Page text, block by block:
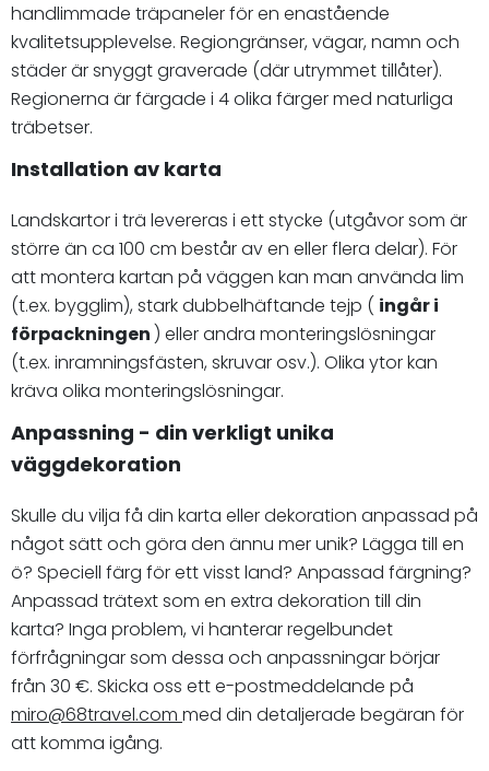
handlimmade träpaneler för en enastående
kvalitetsupplevelse. Regiongränser, vägar, namn och
städer är snyggt graverade (där utrymmet tillåter).
Regionerna är färgade i 4 olika färger med naturliga
träbetser.
Installation av karta
Landskartor i trä levereras i ett stycke (utgåvor som är
större än ca 100 cm består av en eller flera delar). För
att montera kartan på väggen kan man använda lim
(t.ex. bygglim), stark dubbelhäftande tejp ( ingår i
förpackningen ) eller andra monteringslösningar
(t.ex. inramningsfästen, skruvar osv.). Olika ytor kan
kräva olika monteringslösningar.
Anpassning - din verkligt unika
väggdekoration
Skulle du vilja få din karta eller dekoration anpassad på
något sätt och göra den ännu mer unik? Lägga till en
ö? Speciell färg för ett visst land? Anpassad färgning?
Anpassad trätext som en extra dekoration till din
karta? Inga problem, vi hanterar regelbundet
förfrågningar som dessa och anpassningar börjar
från 30 €. Skicka oss ett e-postmeddelande på
miro@68travel.com med din detaljerade begäran för
att komma igång.